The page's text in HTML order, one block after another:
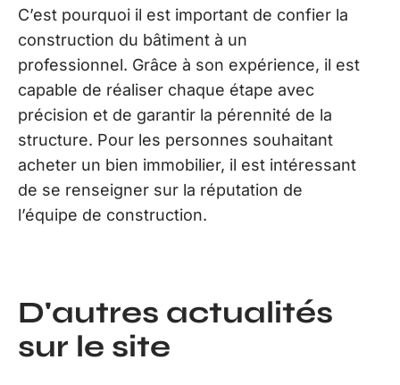
C’est pourquoi il est important de confier la
construction du bâtiment à un
professionnel. Grâce à son expérience, il est
capable de réaliser chaque étape avec
précision et de garantir la pérennité de la
structure. Pour les personnes souhaitant
acheter un bien immobilier, il est intéressant
de se renseigner sur la réputation de
l’équipe de construction.
D'autres actualités
sur le site